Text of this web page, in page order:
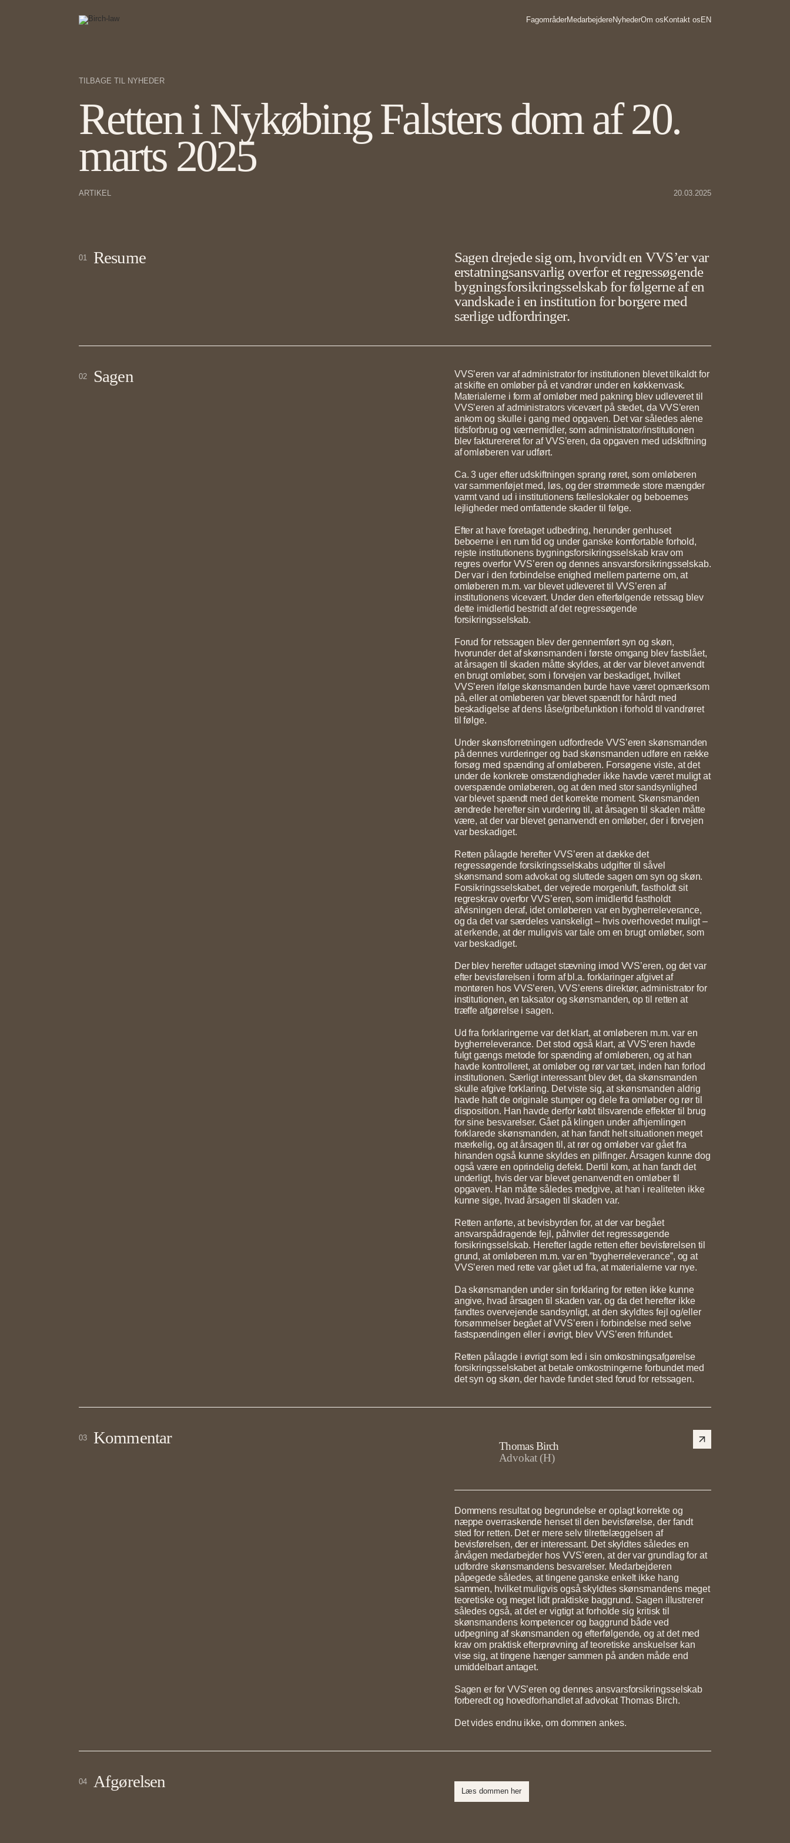
FagområderMedarbejdereNyhederOm os Kontakt os EN
TILBAGE TIL NYHEDER
Retten i Nykøbing Falsters dom af 20.
marts 2025
ARTIKEL 20.03.2025
01 Resume
Sagen drejede sig om, hvorvidt en VVS’er var
erstatningsansvarlig overfor et regressøgende
bygningsforsikringsselskab for følgerne af en
vandskade i en institution for borgere med
særlige udfordringer.
02 Sagen
VVS’eren var af administrator for institutionen blevet tilkaldt for
at skifte en omløber på et vandrør under en køkkenvask.
Materialerne i form af omløber med pakning blev udleveret til
VVS’eren af administrators vicevært på stedet, da VVS’eren
ankom og skulle i gang med opgaven. Det var således alene
tidsforbrug og værnemidler, som administrator/institutionen
blev fakturereret for af VVS’eren, da opgaven med udskiftning
af omløberen var udført.
Ca. 3 uger efter udskiftningen sprang røret, som omløberen
var sammenføjet med, løs, og der strømmede store mængder
varmt vand ud i institutionens fælleslokaler og beboernes
lejligheder med omfattende skader til følge.
Efter at have foretaget udbedring, herunder genhuset
beboerne i en rum tid og under ganske komfortable forhold,
rejste institutionens bygningsforsikringsselskab krav om
regres overfor VVS’eren og dennes ansvarsforsikringsselskab.
Der var i den forbindelse enighed mellem parterne om, at
omløberen m.m. var blevet udleveret til VVS’eren af
institutionens vicevært. Under den efterfølgende retssag blev
dette imidlertid bestridt af det regressøgende
forsikringsselskab.
Forud for retssagen blev der gennemført syn og skøn,
hvorunder det af skønsmanden i første omgang blev fastslået,
at årsagen til skaden måtte skyldes, at der var blevet anvendt
en brugt omløber, som i forvejen var beskadiget, hvilket
VVS’eren ifølge skønsmanden burde have været opmærksom
på, eller at omløberen var blevet spændt for hårdt med
beskadigelse af dens låse/gribefunktion i forhold til vandrøret
til følge.
Under skønsforretningen udfordrede VVS’eren skønsmanden
på dennes vurderinger og bad skønsmanden udføre en række
forsøg med spænding af omløberen. Forsøgene viste, at det
under de konkrete omstændigheder ikke havde været muligt at
overspænde omløberen, og at den med stor sandsynlighed
var blevet spændt med det korrekte moment. Skønsmanden
ændrede herefter sin vurdering til, at årsagen til skaden måtte
være, at der var blevet genanvendt en omløber, der i forvejen
var beskadiget.
Retten pålagde herefter VVS’eren at dække det
regressøgende forsikringsselskabs udgifter til såvel
skønsmand som advokat og sluttede sagen om syn og skøn.
Forsikringsselskabet, der vejrede morgenluft, fastholdt sit
regreskrav overfor VVS’eren, som imidlertid fastholdt
afvisningen deraf, idet omløberen var en bygherreleverance,
og da det var særdeles vanskeligt – hvis overhovedet muligt –
at erkende, at der muligvis var tale om en brugt omløber, som
var beskadiget.
Der blev herefter udtaget stævning imod VVS’eren, og det var
efter bevisførelsen i form af bl.a. forklaringer afgivet af
montøren hos VVS’eren, VVS’erens direktør, administrator for
institutionen, en taksator og skønsmanden, op til retten at
træffe afgørelse i sagen.
Ud fra forklaringerne var det klart, at omløberen m.m. var en
bygherreleverance. Det stod også klart, at VVS’eren havde
fulgt gængs metode for spænding af omløberen, og at han
havde kontrolleret, at omløber og rør var tæt, inden han forlod
institutionen. Særligt interessant blev det, da skønsmanden
skulle afgive forklaring. Det viste sig, at skønsmanden aldrig
havde haft de originale stumper og dele fra omløber og rør til
disposition. Han havde derfor købt tilsvarende effekter til brug
for sine besvarelser. Gået på klingen under afhjemlingen
forklarede skønsmanden, at han fandt helt situationen meget
mærkelig, og at årsagen til, at rør og omløber var gået fra
hinanden også kunne skyldes en pilfinger. Årsagen kunne dog
også være en oprindelig defekt. Dertil kom, at han fandt det
underligt, hvis der var blevet genanvendt en omløber til
opgaven. Han måtte således medgive, at han i realiteten ikke
kunne sige, hvad årsagen til skaden var.
Retten anførte, at bevisbyrden for, at der var begået
ansvarspådragende fejl, påhviler det regressøgende
forsikringsselskab. Herefter lagde retten efter bevisførelsen til
grund, at omløberen m.m. var en ”bygherreleverance”, og at
VVS’eren med rette var gået ud fra, at materialerne var nye.
Da skønsmanden under sin forklaring for retten ikke kunne
angive, hvad årsagen til skaden var, og da det herefter ikke
fandtes overvejende sandsynligt, at den skyldtes fejl og/eller
forsømmelser begået af VVS’eren i forbindelse med selve
fastspændingen eller i øvrigt, blev VVS’eren frifundet.
Retten pålagde i øvrigt som led i sin omkostningsafgørelse
forsikringsselskabet at betale omkostningerne forbundet med
det syn og skøn, der havde fundet sted forud for retssagen.
03 Kommentar
Thomas Birch
Advokat (H)
Dommens resultat og begrundelse er oplagt korrekte og
næppe overraskende henset til den bevisførelse, der fandt
sted for retten. Det er mere selv tilrettelæggelsen af
bevisførelsen, der er interessant. Det skyldtes således en
årvågen medarbejder hos VVS’eren, at der var grundlag for at
udfordre skønsmandens besvarelser. Medarbejderen
påpegede således, at tingene ganske enkelt ikke hang
sammen, hvilket muligvis også skyldtes skønsmandens meget
teoretiske og meget lidt praktiske baggrund. Sagen illustrerer
således også, at det er vigtigt at forholde sig kritisk til
skønsmandens kompetencer og baggrund både ved
udpegning af skønsmanden og efterfølgende, og at det med
krav om praktisk efterprøvning af teoretiske anskuelser kan
vise sig, at tingene hænger sammen på anden måde end
umiddelbart antaget.
Sagen er for VVS’eren og dennes ansvarsforsikringsselskab
forberedt og hovedforhandlet af advokat Thomas Birch.
Det vides endnu ikke, om dommen ankes.
04 Afgørelsen
Læs dommen her